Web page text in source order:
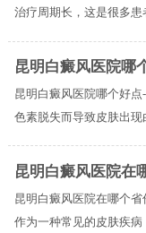
治疗周期长，这是很多患
昆明白癜风医院哪
昆明白癜风医院哪个好
色素脱失而导致皮肤出现
昆明白癜风医院在
昆明白癜风医院在哪个
作为一种常见的皮肤疾病